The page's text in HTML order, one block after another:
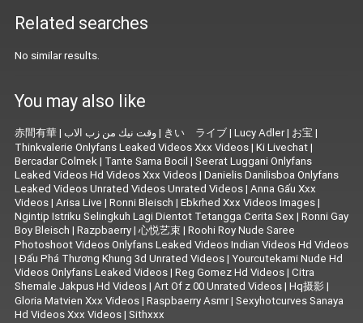
Related searches
No similar results.
You may also like
赤間有華| وقت نيك من زب الاب| きい ライブ| Lucy Adler‬| お宝 |
Thinkvalerie Onlyfans Leaked Videos Xxx Videos| Ki Livechat|
Bercadar Colmek| Tante Sama Bocil | Seerat Luggani Onlyfans
Leaked Videos Hd Videos Xxx Videos| Danielis Danilisboa Onlyfans
Leaked Videos Unrated Videos Unrated Videos| Anna Gấu Xxx
Videos| Arisa Live | Ronni Bleisch | Ebkrhed Xxx Videos Images|
Ngintip Istriku Selingkuh Lagi Dientot Tetangga Cerita Sex | Ronni Gay
Boy Bleisch | Razpbaerry| 心悦艺束| Roohi Roy Nude Saree
Photoshoot Videos Onlyfans Leaked Videos Indian Videos Hd Videos
|Đấu Phá Thương Khung 3d Unrated Videos| Yourcutekami Nude Hd
Videos Onlyfans Leaked Videos| Reg Gomez Hd Videos| Citra
Shemale Jakpus Hd Videos| Art Of z 00 Unrated Videos| Hq摄影 |
Gloria Matvien Xxx Videos| Raspbaerry Asmr| Sexyhotcurves Sanaya
Hd Videos Xxx Videos| Sithxxx